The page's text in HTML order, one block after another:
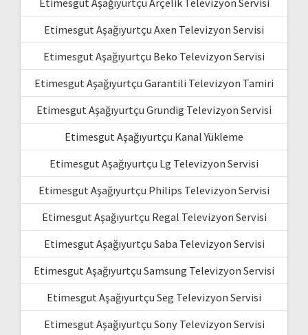
Etimesgut Aşağıyurtçu Axen Televizyon Servisi
Etimesgut Aşağıyurtçu Beko Televizyon Servisi
Etimesgut Aşağıyurtçu Garantili Televizyon Tamiri
Etimesgut Aşağıyurtçu Grundig Televizyon Servisi
Etimesgut Aşağıyurtçu Kanal Yükleme
Etimesgut Aşağıyurtçu Lg Televizyon Servisi
Etimesgut Aşağıyurtçu Philips Televizyon Servisi
Etimesgut Aşağıyurtçu Regal Televizyon Servisi
Etimesgut Aşağıyurtçu Saba Televizyon Servisi
Etimesgut Aşağıyurtçu Samsung Televizyon Servisi
Etimesgut Aşağıyurtçu Seg Televizyon Servisi
Etimesgut Aşağıyurtçu Sony Televizyon Servisi